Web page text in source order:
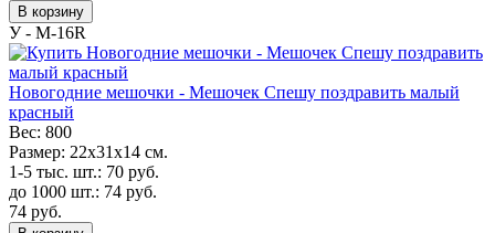
В корзину
У - M-16R
Новогодние мешочки - Мешочек Спешу поздравить малый
красный
Вес: 800
Размер: 22х31х14 см.
1-5 тыс. шт.: 70 руб.
до 1000 шт.: 74 руб.
74 руб.